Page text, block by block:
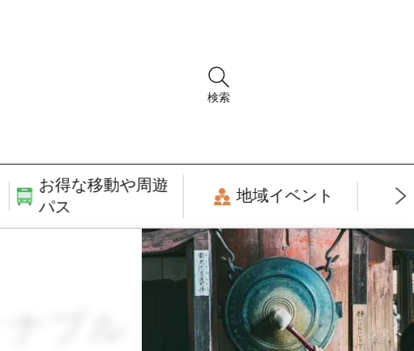
検索
お得な移動や周遊
パス
地域イベント
ブル